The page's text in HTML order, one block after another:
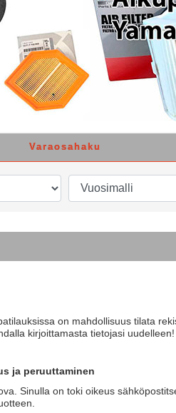
Varaosahaku
on mahdollisuus tilata
kirjoittamasta tietojasi uudelleen!
ja peruuttaminen
Sinulla on toki oikeus